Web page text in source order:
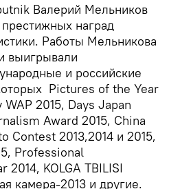
Валерий Мельников
наград
Работы Мельникова
выигрывали
и российские
Pictures of the Year
2015, Days Japan
Award 2015, China
Contest 2013,2014 и 2015,
Professional
KOLGA TBILISI
камера-2013 и другие.